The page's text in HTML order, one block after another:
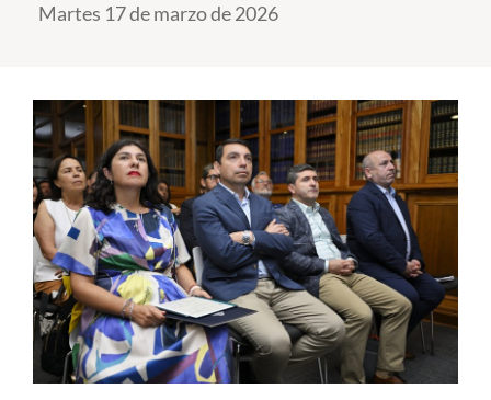
Pregrado
Postgrado
Formación Continua
Estudiantes
Académicos
Funcionarios
Alumni
Martes 17 de marzo de 2026